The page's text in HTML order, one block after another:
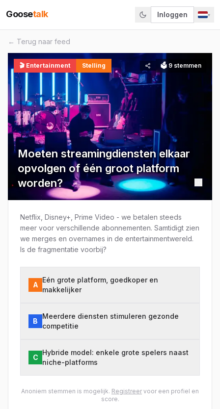
Goosetalk Inloggen ▾
← Terug naar feed
🎬 Entertainment Stelling 🗳 9 stemmen
Moeten streamingdiensten elkaar
opvolgen of één groot platform
worden?
Netflix, Disney+, Prime Video - we betalen steeds
meer voor verschillende abonnementen. Samtidigt zien
we merges en overnames in de entertainmentwereld.
Is de fragmentatie voorbij?
A
Eén grote platform, goedkoper en
makkelijker
B
Meerdere diensten stimuleren gezonde
competitie
C
Hybride model: enkele grote spelers naast
niche-platforms
Anoniem stemmen is mogelijk. Registreer voor een profiel en
score.